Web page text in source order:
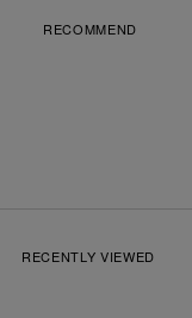
RECOMMEND
RECENTLY VIEWED